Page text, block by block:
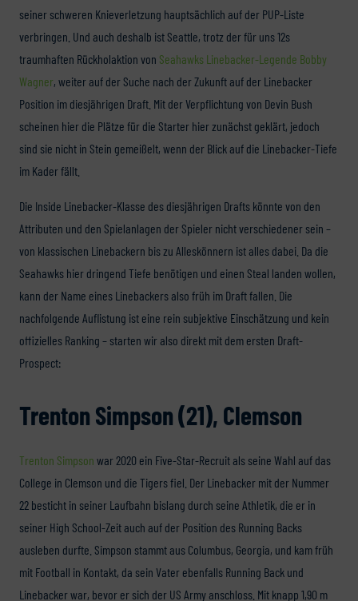
seiner schweren Knieverletzung hauptsächlich auf der PUP-Liste
verbringen. Und auch deshalb ist Seattle, trotz der für uns 12s
traumhaften Rückholaktion von Seahawks Linebacker-Legende Bobby
Wagner, weiter auf der Suche nach der Zukunft auf der Linebacker
Position im diesjährigen Draft. Mit der Verpflichtung von Devin Bush
scheinen hier die Plätze für die Starter hier zunächst geklärt, jedoch
sind sie nicht in Stein gemeißelt, wenn der Blick auf die Linebacker-Tiefe
im Kader fällt.
Die Inside Linebacker-Klasse des diesjährigen Drafts könnte von den
Attributen und den Spielanlagen der Spieler nicht verschiedener sein –
von klassischen Linebackern bis zu Alleskönnern ist alles dabei. Da die
Seahawks hier dringend Tiefe benötigen und einen Steal landen wollen,
kann der Name eines Linebackers also früh im Draft fallen. Die
nachfolgende Auflistung ist eine rein subjektive Einschätzung und kein
offizielles Ranking – starten wir also direkt mit dem ersten Draft-
Prospect:
Trenton Simpson (21), Clemson
Trenton Simpson war 2020 ein Five-Star-Recruit als seine Wahl auf das
College in Clemson und die Tigers fiel. Der Linebacker mit der Nummer
22 besticht in seiner Laufbahn bislang durch seine Athletik, die er in
seiner High School-Zeit auch auf der Position des Running Backs
ausleben durfte. Simpson stammt aus Columbus, Georgia, und kam früh
mit Football in Kontakt, da sein Vater ebenfalls Running Back und
Linebacker war, bevor er sich der US Army anschloss. Mit knapp 1,90 m